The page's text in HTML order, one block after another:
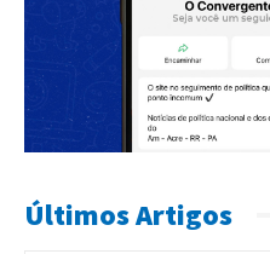
Últimos Artigos